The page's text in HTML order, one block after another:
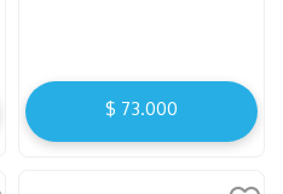
$ 73.000